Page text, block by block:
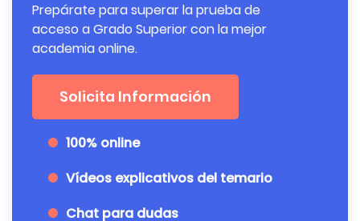
Prepárate para superar la prueba de
acceso a Grado Superior con la mejor
academia online.
Solicita Información
100% online
Vídeos explicativos del temario
Chat para dudas